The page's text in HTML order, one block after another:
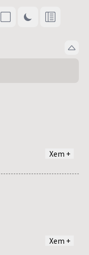
Xem +
Xem +